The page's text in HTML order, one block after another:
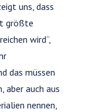
uns, dass
größte
wird“,
das müssen
aber auch aus
nennen,